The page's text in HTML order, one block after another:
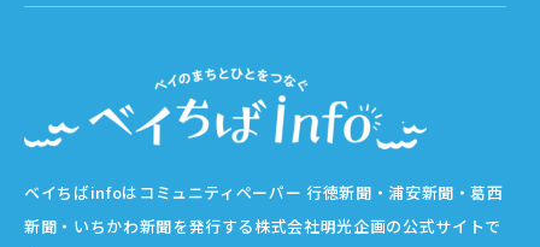
ベイちばinfoはコミュニティペーパー 行徳新聞・浦安新聞・葛西
新聞・いちかわ新聞を発行する株式会社明光企画の公式サイトで